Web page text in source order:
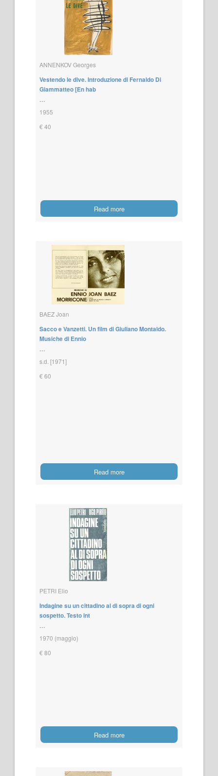
ANNENKOV Georges
Vestendo le dive. Introduzione di Fernaldo Di
Giammatteo [En hab
...
1955
€ 40
Read more
BAEZ Joan
Sacco e Vanzetti. Un film di Giuliano Montaldo.
Musiche di Ennio
...
s.d. [1971]
€ 60
Read more
PETRI Elio
Indagine su un cittadino al di sopra di ogni
sospetto. Testo int
...
1970 (maggio)
€ 80
Read more